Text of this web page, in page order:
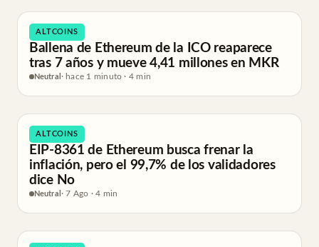
ALTCOINS
Ballena de Ethereum de la ICO reaparece
tras 7 años y mueve 4,41 millones en MKR
Neutral · hace 1 minuto · 4 min
ALTCOINS
EIP-8361 de Ethereum busca frenar la
inflación, pero el 99,7% de los validadores
dice No
Neutral · 7 Ago · 4 min